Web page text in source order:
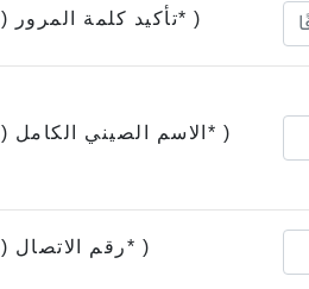
تأكيد كلمة المرور (* )
الاسم الصيني الكامل ( * )
رقم الاتصال (* )